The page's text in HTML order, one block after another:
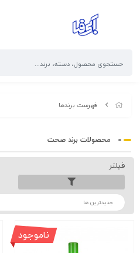
فهرست برندها
محصولات برند صحت
فیلتر
ترتیب
ناموجود